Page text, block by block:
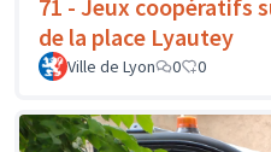
71 - Jeux coopératifs
de la place Lyautey
Ville de Lyon 0 0